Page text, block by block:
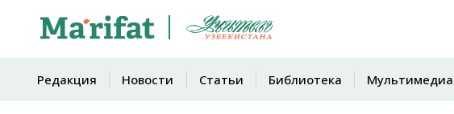
Редакция Новости Статьи Библиотека Мультимедиа